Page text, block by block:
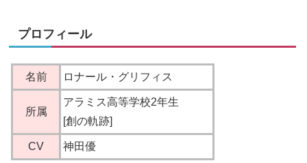
プロフィール
名前 ロナール・グリフィス
所属
アラミス高等学校2年生
[創の軌跡]
CV 神田優